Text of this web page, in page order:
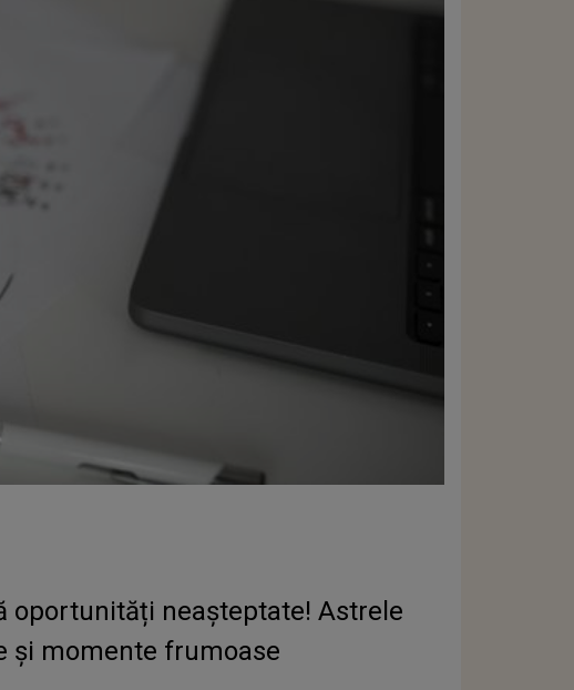
oportunități neașteptate! Astrele
și momente frumoase